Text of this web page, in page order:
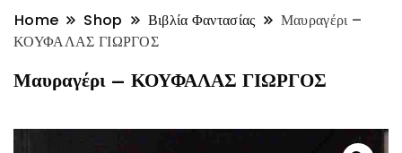
Home Shop Βιβλία Φαντασίας
Μαυραγέρι –
ΚΟΥΦΑΛΑΣ ΓΙΩΡΓΟΣ
Μαυραγέρι – ΚΟΥΦΑΛΑΣ ΓΙΩΡΓΟΣ